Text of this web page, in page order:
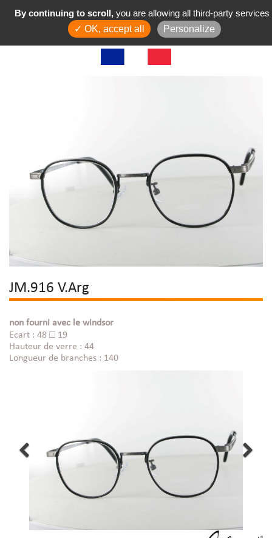
JM.916 V.Arg
non fourni avec le windsor
Ecart : 48 □ 19
Hauteur de verre : 44
Longueur de branches : 140
By continuing to scroll, you are allowing all third-party services
✓ OK, accept all
Personalize